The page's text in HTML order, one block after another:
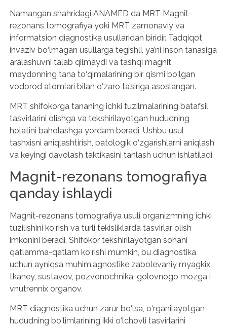
Namangan shahridagi ANAMED da MRT Magnit-
rezonans tomografiya yoki MRT zamonaviy va
informatsion diagnostika usullaridan biridir. Tadqiqot
invaziv bo‘lmagan usullarga tegishli, ya’ni inson tanasiga
aralashuvni talab qilmaydi va tashqi magnit
maydonning tana to‘qimalarining bir qismi bo‘lgan
vodorod atomlari bilan o‘zaro ta’siriga asoslangan.
MRT shifokorga tananing ichki tuzilmalarining batafsil
tasvirlarini olishga va tekshirilayotgan hududning
holatini baholashga yordam beradi. Ushbu usul
tashxisni aniqlashtirish, patologik o‘zgarishlarni aniqlash
va keyingi davolash taktikasini tanlash uchun ishlatiladi.
Magnit-rezonans tomografiya
qanday ishlaydi
Magnit-rezonans tomografiya usuli organizmning ichki
tuzilishini ko‘rish va turli tekisliklarda tasvirlar olish
imkonini beradi. Shifokor tekshirilayotgan sohani
qatlamma-qatlam ko‘rishi mumkin, bu diagnostika
uchun ayniqsa muhim.agnostike zabolevaniy myagkix
tkaney, sustavov, pozvonochnika, golovnogo mozga i
vnutrennix organov.
MRT diagnostika uchun zarur bo‘lsa, o‘rganilayotgan
hududning bo‘limlarining ikki o‘lchovli tasvirlarini